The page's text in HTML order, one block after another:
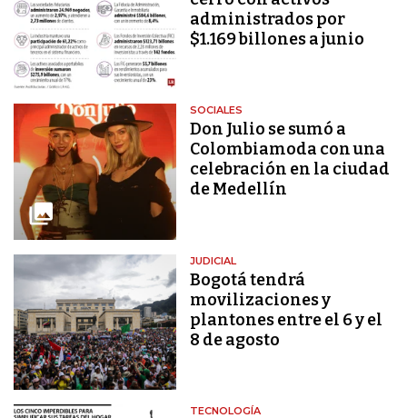
administrados por
$1.169 billones a junio
SOCIALES
Don Julio se sumó a
Colombiamoda con una
celebración en la ciudad
de Medellín
JUDICIAL
Bogotá tendrá
movilizaciones y
plantones entre el 6 y el
8 de agosto
TECNOLOGÍA